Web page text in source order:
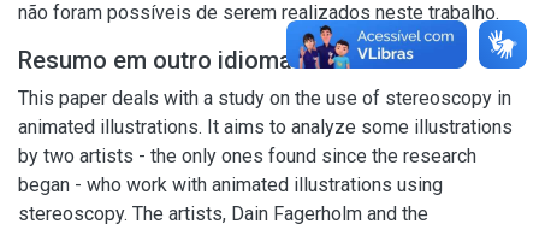
não foram possíveis de serem realizados neste trabalho.
Resumo em outro idioma
This paper deals with a study on the use of stereoscopy in
animated illustrations. It aims to analyze some illustrations
by two artists - the only ones found since the research
began - who work with animated illustrations using
stereoscopy. The artists, Dain Fagerholm and the